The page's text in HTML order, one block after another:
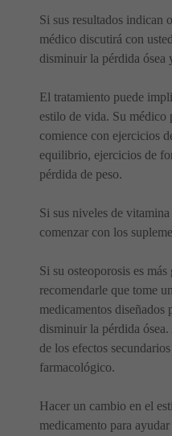
Si sus resultados indican
médico discutirá con
disminuir la pérdida ósea
El tratamiento puede
estilo de vida. Su médico
comience con ejercicios
equilibrio, ejercicios de
pérdida de peso.
Si sus niveles de
comenzar con los
Si su osteoporosis es
recomendarle que tome
medicamentos diseñados
disminuir la pérdida ósea.
de los efectos
farmacológico.
Hacer un cambio en el
medicamento para